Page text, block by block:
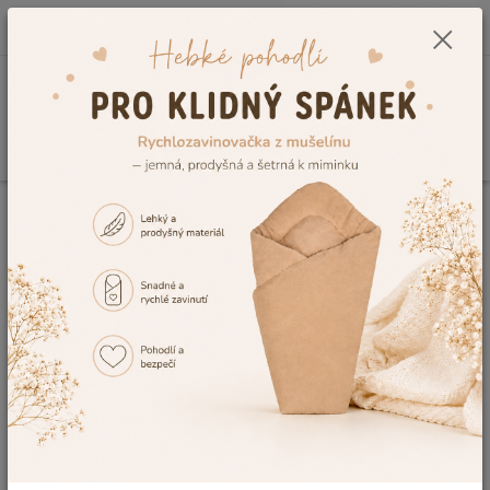
0,00 Kč
Vzorník výšivek
Výšivka č.16